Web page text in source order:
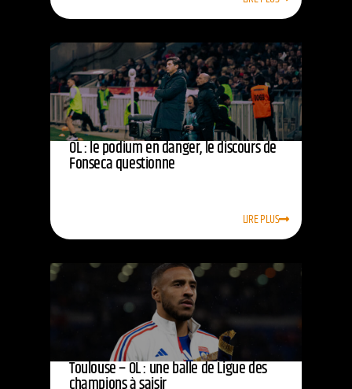
OL : le podium en danger, le discours de
Fonseca questionne
LIRE PLUS
Toulouse – OL : une balle de Ligue des